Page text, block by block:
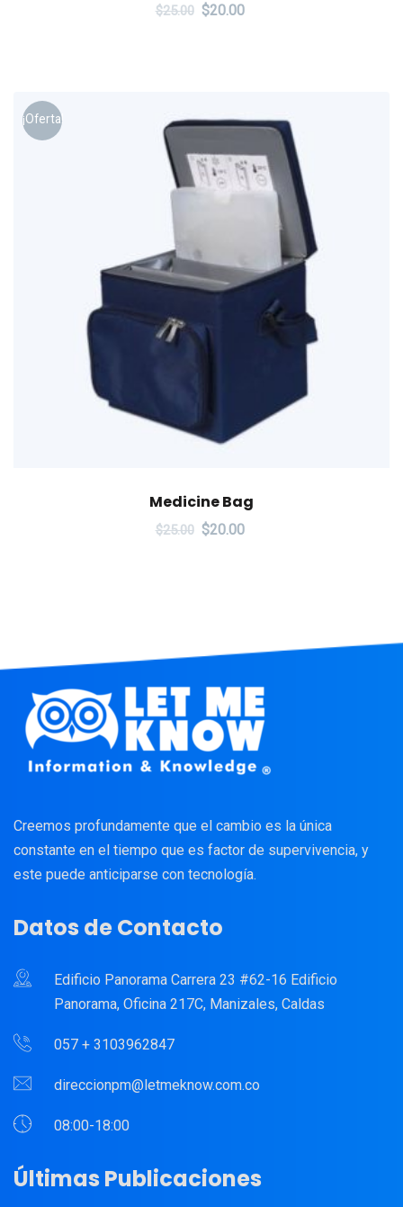
$25.00 $20.00
¡Oferta!
Medicine Bag
$25.00 $20.00
Creemos profundamente que el cambio es la única
constante en el tiempo que es factor de supervivencia, y
este puede anticiparse con tecnología.
Datos de Contacto
Edificio Panorama Carrera 23 #62-16 Edificio
Panorama, Oficina 217C, Manizales, Caldas
057 + 3103962847
direccionpm@letmeknow.com.co
08:00-18:00
Últimas Publicaciones